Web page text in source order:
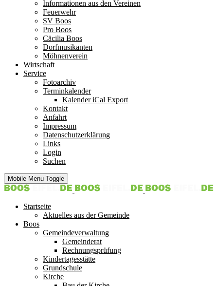
Informationen aus den Vereinen
Feuerwehr
SV Boos
Pro Boos
Cäcilia Boos
Dorfmusikanten
Möhnenverein
Wirtschaft
Service
Fotoarchiv
Terminkalender
Kalender iCal Export
Kontakt
Anfahrt
Impressum
Datenschutzerklärung
Links
Login
Suchen
Mobile Menu Toggle
Startseite
Aktuelles aus der Gemeinde
Boos
Gemeindeverwaltung
Gemeinderat
Rechnungsprüfung
Kindertagesstätte
Grundschule
Kirche